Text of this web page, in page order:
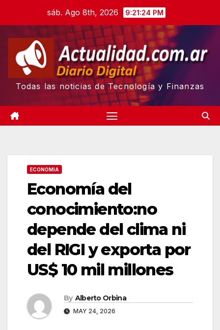
content
sáb. Ago 8th, 2026 9:21:25 PM
Todas las noticias de Tecnología y Finanzas
ECONOMIA
Economía del
conocimiento:no
depende del clima ni
del RIGI y exporta por
US$ 10 mil millones
By Alberto Orbina
MAY 24, 2026